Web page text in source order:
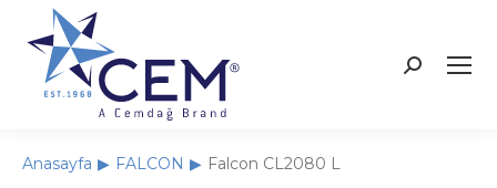
You are here:
Anasayfa FALCON Falcon CL2080 L